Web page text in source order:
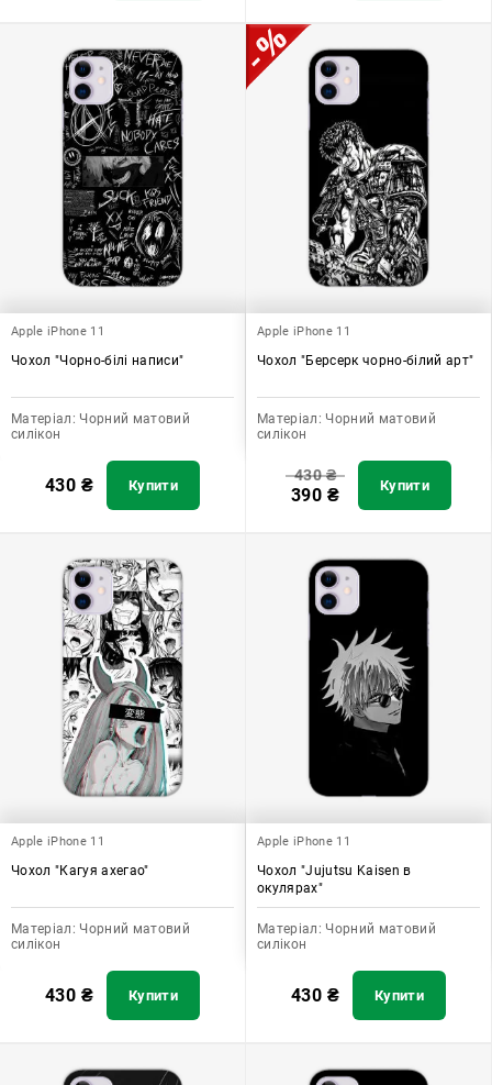
Apple iPhone 11
Чохол "Чорно-білі написи"
Матеріал: Чорний матовий
силікон
430 ₴ Купити
Apple iPhone 11
Чохол "Берсерк чорно-білий арт"
Матеріал: Чорний матовий
силікон
430₴
390 ₴ Купити
Apple iPhone 11
Чохол "Кагуя ахегао"
Матеріал: Чорний матовий
силікон
430 ₴ Купити
Apple iPhone 11
Чохол "Jujutsu Kaisen в
окулярах"
Матеріал: Чорний матовий
силікон
430 ₴ Купити